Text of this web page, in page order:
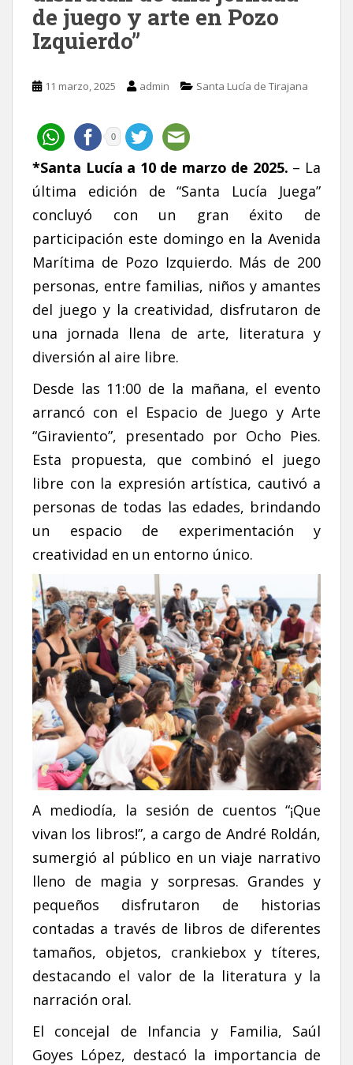
de juego y arte en Pozo
Izquierdo”
11 marzo, 2025 admin Santa Lucía de Tirajana
0
*Santa Lucía a 10 de marzo de 2025. – La
última edición de “Santa Lucía Juega”
concluyó con un gran éxito de
participación este domingo en la Avenida
Marítima de Pozo Izquierdo. Más de 200
personas, entre familias, niños y amantes
del juego y la creatividad, disfrutaron de
una jornada llena de arte, literatura y
diversión al aire libre.
Desde las 11:00 de la mañana, el evento
arrancó con el Espacio de Juego y Arte
“Giraviento”, presentado por Ocho Pies.
Esta propuesta, que combinó el juego
libre con la expresión artística, cautivó a
personas de todas las edades, brindando
un espacio de experimentación y
creatividad en un entorno único.
A mediodía, la sesión de cuentos “¡Que
vivan los libros!”, a cargo de André Roldán,
sumergió al público en un viaje narrativo
lleno de magia y sorpresas. Grandes y
pequeños disfrutaron de historias
contadas a través de libros de diferentes
tamaños, objetos, crankiebox y títeres,
destacando el valor de la literatura y la
narración oral.
El concejal de Infancia y Familia, Saúl
Goyes López, destacó la importancia de